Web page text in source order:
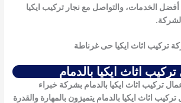
أفضل الخدمات، والتواصل معنجار تركيب ايكيا
تركيب اثاث ايكيا حى غرناطة
اثاث ايكيا بالدمام
تركيب اثاث ايكيا بالدمام بشركة خبراء
اثاث ايكيا بالدمام يتميزون بالمهارة والقدرة